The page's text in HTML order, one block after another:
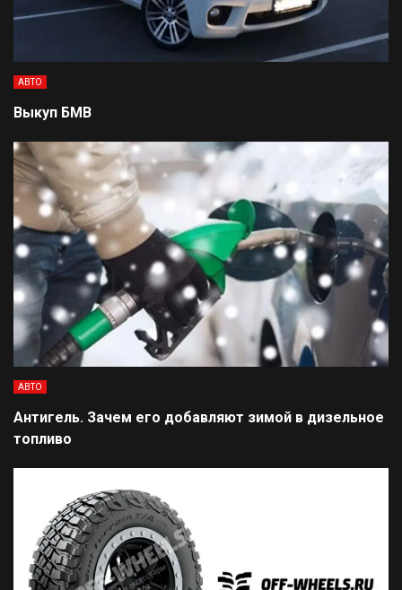
АВТО
Выкуп БМВ
АВТО
Антигель. Зачем его добавляют зимой в дизельное
топливо